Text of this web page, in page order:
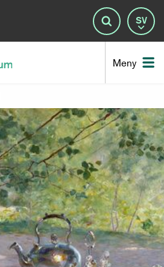
Meny
Sök